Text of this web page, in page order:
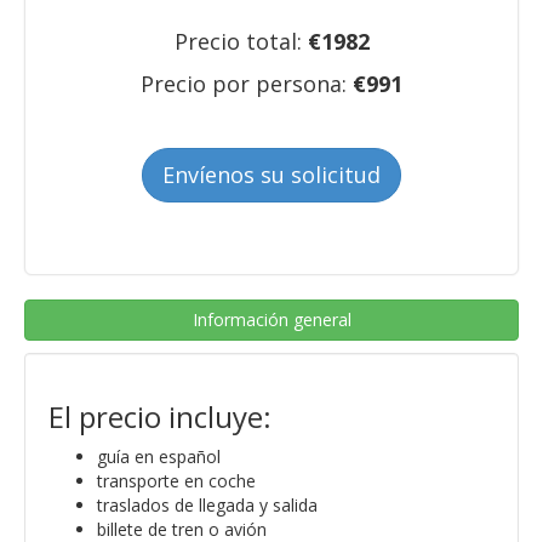
Precio total: €1982
Precio por persona: €991
Envíenos su solicitud
Información general
El precio incluye:
guía en español
transporte en coche
traslados de llegada y salida
billete de tren o avión